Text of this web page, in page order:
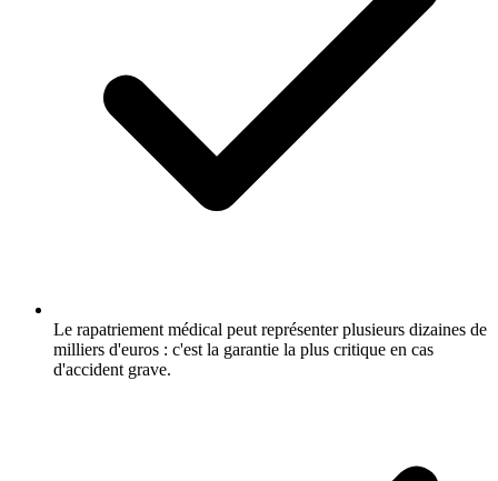
Le rapatriement médical peut représenter plusieurs dizaines de
milliers d'euros : c'est la garantie la plus critique en cas
d'accident grave.